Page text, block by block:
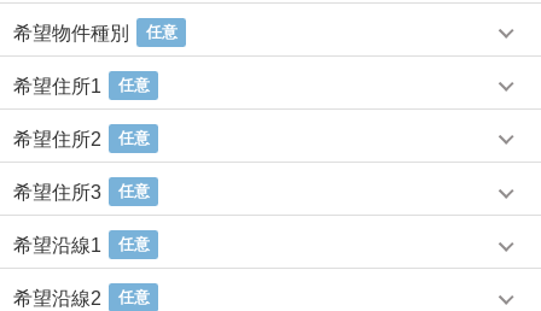
希望物件種別 任意
希望住所1 任意
希望住所2 任意
希望住所3 任意
希望沿線1 任意
希望沿線2 任意